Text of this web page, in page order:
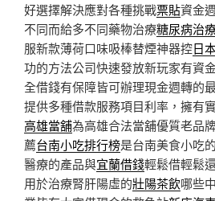
好選擇解決應對各種挑戰票貼資金
不同而給多不同藥物治療糖尿病治
服新款薄荷口味吸棒替煙神器控日
功的方法公司快速發放新玩家有資
全借錢有保障皆可辦理現金週轉的
提供多種借款服務項目利率，擁有
高雄當舖為高雄合法當舖優質老品
薦台南小吃排行榜是台南美食小吃
醫療的產品與宜蘭借錢輕鬆借輕鬆
用於治療腎肝陽虛的壯陽茶飲哪些